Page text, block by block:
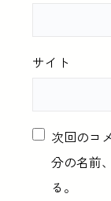
サイト
次回のコ
分の名前
る。